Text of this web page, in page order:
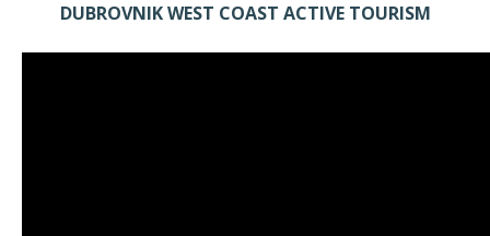
DUBROVNIK WEST COAST ACTIVE TOURISM